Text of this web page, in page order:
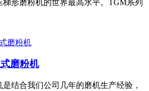
形磨粉机的世界最高水平。TGM系列
磨粉机
结合我们公司几年的磨机生产经验，